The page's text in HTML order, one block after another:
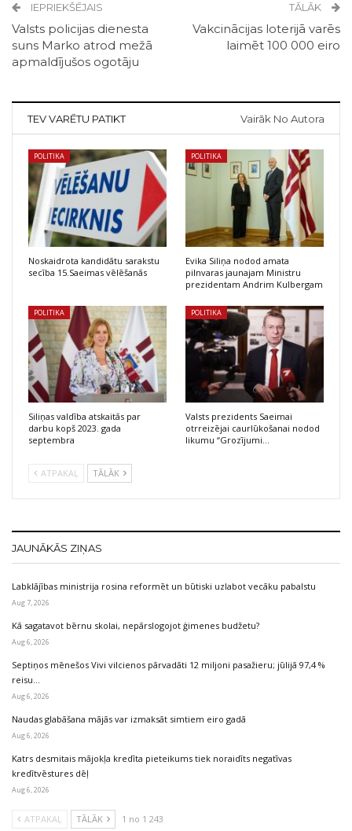
IEPRIEKŠĒJAIS
Valsts policijas dienesta
suns Marko atrod mežā
apmaldījušos ogotāju
TĀLĀK
Vakcinācijas loterijā varēs
laimēt 100 000 eiro
TEV VARĒTU PATIKT Vairāk No Autora
POLITIKA
Noskaidrota kandidātu sarakstu
secība 15.Saeimas vēlēšanās
POLITIKA
Evika Siliņa nodod amata
pilnvaras jaunajam Ministru
prezidentam Andrim Kulbergam
POLITIKA
Siliņas valdība atskaitās par
darbu kopš 2023. gada
septembra
POLITIKA
Valsts prezidents Saeimai
otrreizējai caurlūkošanai nodod
likumu “Grozījumi…
ATPAKAĻ TĀLĀK
JAUNĀKĀS ZIŅAS
Labklājības ministrija rosina reformēt un būtiski uzlabot vecāku pabalstu
Aug 7, 2026
Kā sagatavot bērnu skolai, nepārslogojot ģimenes budžetu?
Aug 6, 2026
Septiņos mēnešos Vivi vilcienos pārvadāti 12 miljoni pasažieru; jūlijā 97,4 %
reisu…
Aug 6, 2026
Naudas glabāšana mājās var izmaksāt simtiem eiro gadā
Aug 6, 2026
Katrs desmitais mājokļa kredīta pieteikums tiek noraidīts negatīvas
kredītvēstures dēļ
Aug 6, 2026
ATPAKAĻ TĀLĀK 1 no 1 243